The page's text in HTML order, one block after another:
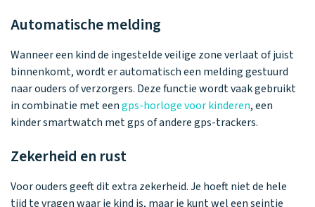
Automatische melding
Wanneer een kind de ingestelde veilige zone verlaat of juist
binnenkomt, wordt er automatisch een melding gestuurd
naar ouders of verzorgers. Deze functie wordt vaak gebruikt
in combinatie met eengps-horloge voor kinderen, een
kinder smartwatch met gps of andere gps-trackers.
Zekerheid en rust
Voor ouders geeft dit extra zekerheid. Je hoeft niet de hele
tijd te vragen waar je kind is, maar je kunt wel een seintje